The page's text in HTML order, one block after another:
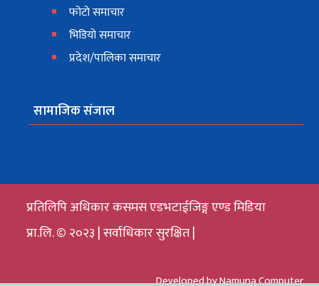
फोटो समाचार
भिडियो समाचार
प्रदेश/पालिका समाचार
सामाजिक संजाल
प्रतिलिपि अधिकार कसमस एडभटाईजिङ्ग एण्ड मिडिया
प्रा.लि. © २०२३ | सर्वाधिकार सुरक्षित |
Developed byNamuna Computer